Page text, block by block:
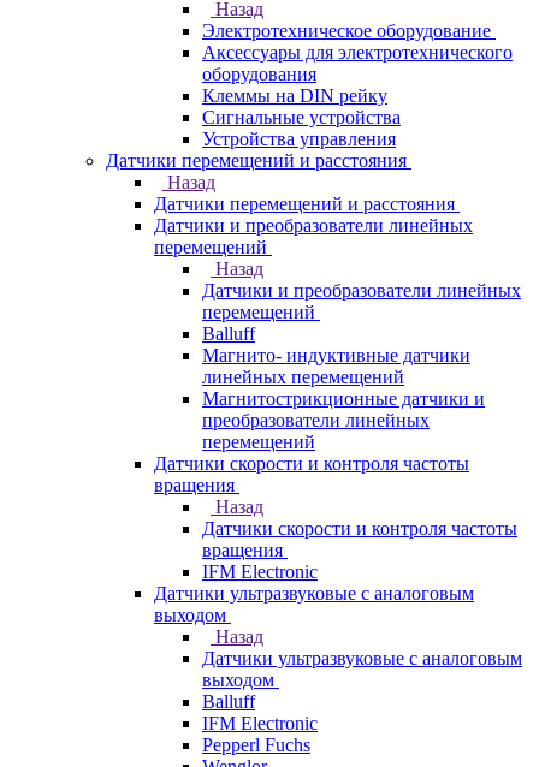
Назад
Электротехническое оборудование
Аксессуары для электротехнического
оборудования
Клеммы на DIN рейку
Сигнальные устройства
Устройства управления
Датчики перемещений и расстояния
Назад
Датчики перемещений и расстояния
Датчики и преобразователи линейных
перемещений
Назад
Датчики и преобразователи линейных
перемещений
Balluff
Магнито- индуктивные датчики
линейных перемещений
Магнитострикционные датчики и
преобразователи линейных
перемещений
Датчики скорости и контроля частоты
вращения
Назад
Датчики скорости и контроля частоты
вращения
IFM Electronic
Датчики ультразвуковые с аналоговым
выходом
Назад
Датчики ультразвуковые с аналоговым
выходом
Balluff
IFM Electronic
Pepperl Fuchs